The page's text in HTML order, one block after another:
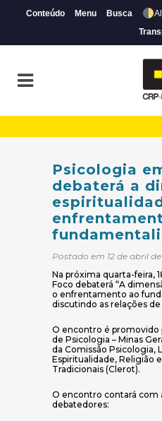
Conteúdo Menu Busca
Psicologia
debaterá a
Postado em 12 de abril de
Na próxima quarta-feira,
Foco debaterá “A
o enfrentamento ao
discutindo as relações de
O encontro é promovido
de Psicologia – Minas
da Comissão Psicologia,
Espiritualidade, Religião
Tradicionais (Clerot).
O encontro contará com
debatedores: